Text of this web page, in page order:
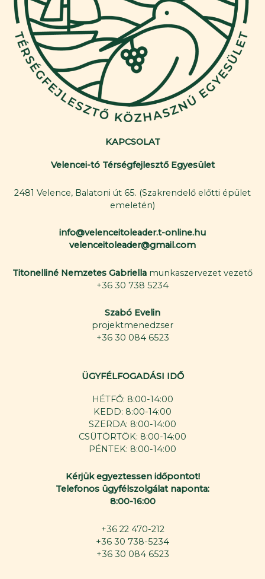
KAPCSOLAT
Velencei-tó Térségfejlesztő Egyesület
2481 Velence, Balatoni út 65. (Szakrendelő előtti épület
emeletén)
info@velenceitoleader.t-online.hu
velenceitoleader@gmail.com
Titonelliné Nemzetes Gabriella munkaszervezet vezető
+36 30 738 5234
Szabó Evelin
projektmenedzser
+36 30 084 6523
ÜGYFÉLFOGADÁSI IDŐ
HÉTFŐ: 8:00-14:00
KEDD: 8:00-14:00
SZERDA: 8:00-14:00
CSÜTÖRTÖK: 8:00-14:00
PÉNTEK: 8:00-14:00
Kérjük egyeztessen időpontot!
Telefonos ügyfélszolgálat naponta:
8:00-16:00
+36 22 470-212
+36 30 738-5234
+36 30 084 6523